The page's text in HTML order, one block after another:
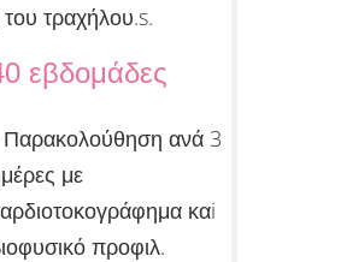
τραχήλου.s.
εβδομάδες
Παρακολούθηση ανά 3
με
καi
προφιλ.